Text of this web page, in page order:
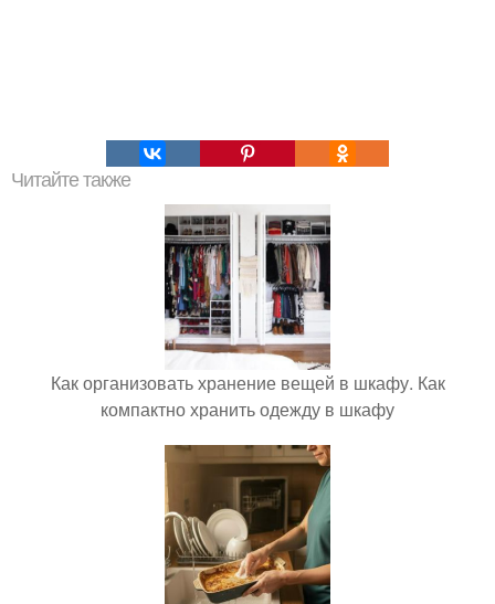
Читайте также
Как организовать хранение вещей в шкафу. Как
компактно хранить одежду в шкафу